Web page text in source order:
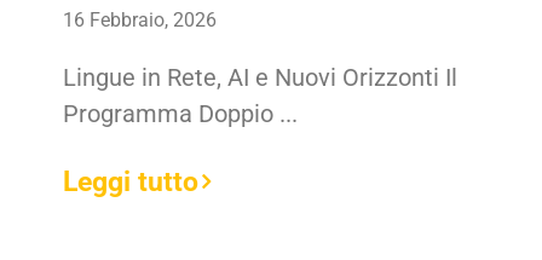
16 Febbraio, 2026
Lingue in Rete, AI e Nuovi Orizzonti Il
Programma Doppio ...
Leggi tutto